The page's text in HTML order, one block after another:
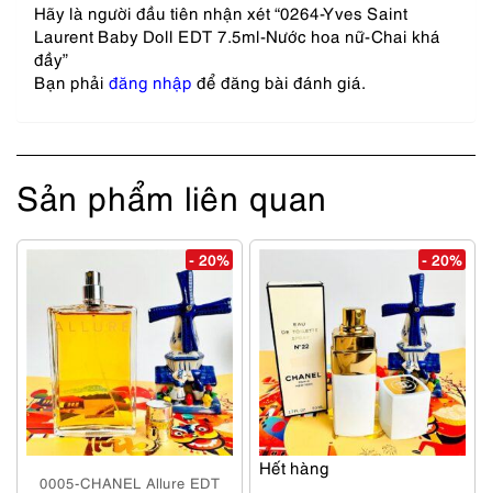
Hãy là người đầu tiên nhận xét “0264-Yves Saint
Laurent Baby Doll EDT 7.5ml-Nước hoa nữ-Chai khá
đầy”
Bạn phải đăng nhập để đăng bài đánh giá.
Sản phẩm liên quan
- 20%
0005-CHANEL Allure EDT
Hết hàng
- 20%